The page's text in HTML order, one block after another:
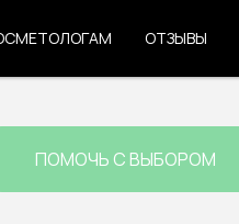
ПОМОЧЬ С ВЫБОРОМ
ОТЗЫВЫ